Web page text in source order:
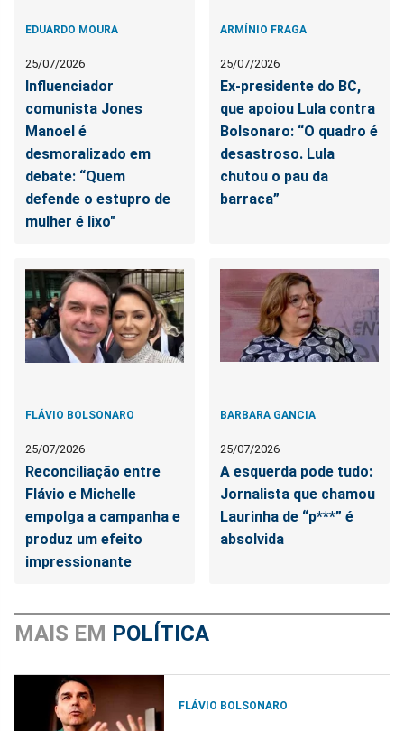
EDUARDO MOURA
25/07/2026
Influenciador
comunista Jones
Manoel é
desmoralizado em
debate: “Quem
defende o estupro de
mulher é lixo"
ARMÍNIO FRAGA
25/07/2026
Ex-presidente do BC,
que apoiou Lula contra
Bolsonaro: “O quadro é
desastroso. Lula
chutou o pau da
barraca”
FLÁVIO BOLSONARO
25/07/2026
Reconciliação entre
Flávio e Michelle
empolga a campanha e
produz um efeito
impressionante
BARBARA GANCIA
25/07/2026
A esquerda pode tudo:
Jornalista que chamou
Laurinha de “p***” é
absolvida
MAIS EM POLÍTICA
FLÁVIO BOLSONARO